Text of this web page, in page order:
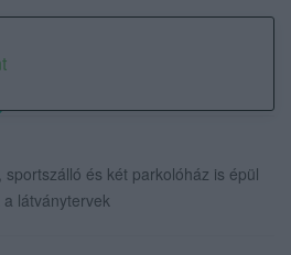
sportszálló és két parkolóház is épül
látványtervek